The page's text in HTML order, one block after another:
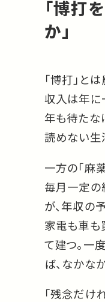
「博打
か」
「博打」と
収入は年に
年も待たな
読めない生
一方の「麻
毎月一定の
が、年収の
家電も車も
て建つ。一
ば、なかな
「残念だけ